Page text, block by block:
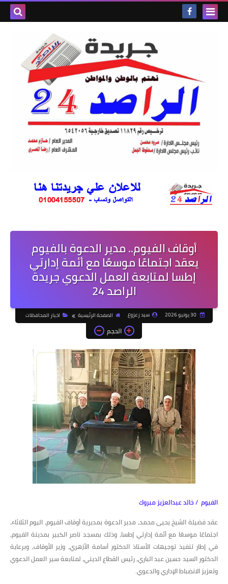
أوقاف الفيوم.. مدير الدعوة بالفيوم
يعقد اجتماعًا موسعًا مع أئمة إدارتي
إطسا لمتابعة العمل الدعوي جريدة
الراصد 24
30 يونيو 2026 سيد زعزوع الصفحة الرئيسية اخبار المحافظات
الحجم
الفيوم / خالد عبدالعزيز مبروك
عقد فضيلة الشيخ يحيى محمد، مدير الدعوة بمديرية أوقاف الفيوم، اليوم الثلاثاء،
اجتماعًا موسعًا مع أئمة إدارتي إطسا، وذلك بمسجد ناصر الكبير بمدينة الفيوم،
في إطار تنفيذ توجيهات الأستاذ الدكتور أسامة الأزهري، وزير الأوقاف، وبرعاية
الدكتور السيد حسين عبد الباري، رئيس القطاع الديني، لمتابعة سير العمل الدعوي
وتعزيز الانضباط الإداري والدعوي.